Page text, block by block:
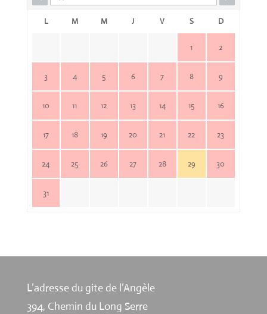
L M M J V S D
1 2
3 4 5 6 7 8 9
10 11 12 13 14 15 16
17 18 19 20 21 22 23
24 25 26 27 28 29 30
31
L’adresse du gite de l’Angèle
394, Chemin du Long Serre